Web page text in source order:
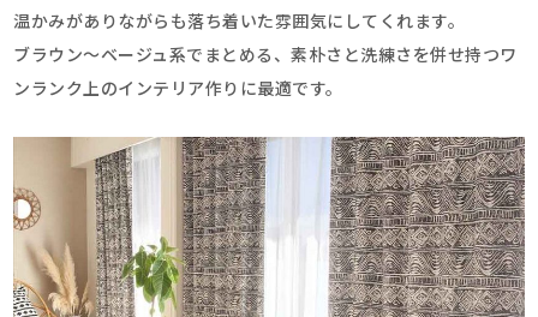
温かみがありながらも落ち着いた雰囲気にしてくれます。
ブラウン～ベージュ系でまとめる、素朴さと洗練さを併せ持つワ
ンランク上のインテリア作りに最適です。